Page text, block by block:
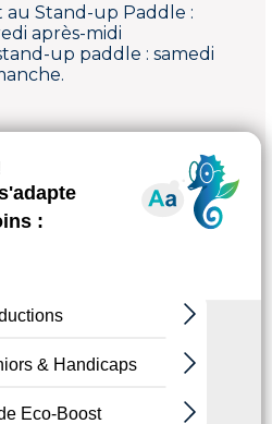
au Stand-up Paddle :
après-midi
up paddle : samedi
Nogent-sur-Marne (CNIS)